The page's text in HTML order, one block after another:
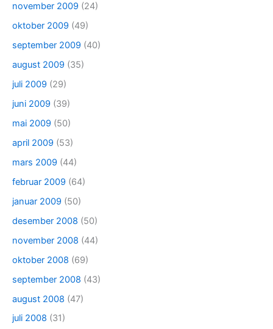
november 2009 (24)
oktober 2009 (49)
september 2009 (40)
august 2009 (35)
juli 2009 (29)
juni 2009 (39)
mai 2009 (50)
april 2009 (53)
mars 2009 (44)
februar 2009 (64)
januar 2009 (50)
desember 2008 (50)
november 2008 (44)
oktober 2008 (69)
september 2008 (43)
august 2008 (47)
juli 2008 (31)